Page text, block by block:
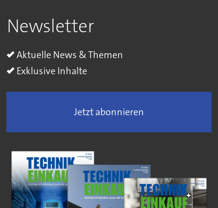
Newsletter
Aktuelle News & Themen
Exklusive Inhalte
Jetzt abonnieren